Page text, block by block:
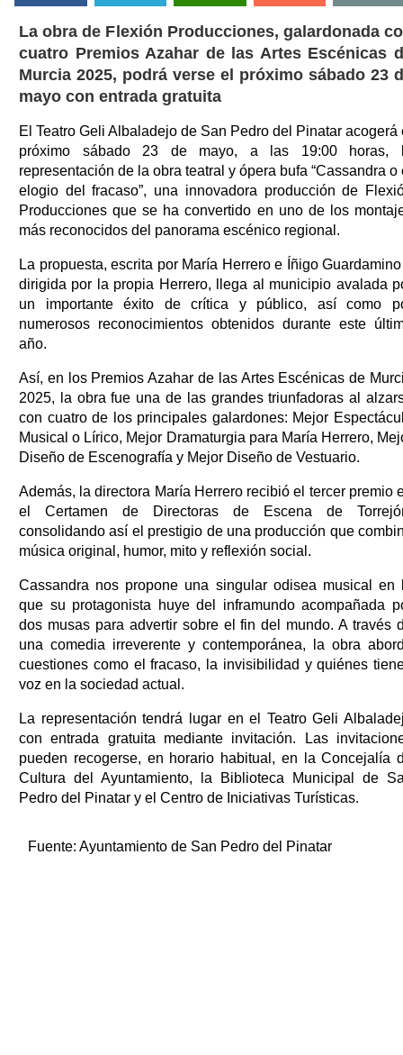
La obra de Flexión Producciones, galardonada
cuatro Premios Azahar de las Artes Escénicas
Murcia 2025, podrá verse el próximo sábado 23
mayo con entrada gratuita
El Teatro Geli Albaladejo de San Pedro del Pinatar acogerá
próximo sábado 23 de mayo, a las 19:00 horas,
representación de la obra teatral y ópera bufa “Cassandra o
elogio del fracaso”, una innovadora producción de
Producciones que se ha convertido en uno de los
más reconocidos del panorama escénico regional.
La propuesta, escrita por María Herrero e Íñigo
dirigida por la propia Herrero, llega al municipio avalada
un importante éxito de crítica y público, así como
numerosos reconocimientos obtenidos durante este
año.
Así, en los Premios Azahar de las Artes Escénicas de
2025, la obra fue una de las grandes triunfadoras al
con cuatro de los principales galardones: Mejor
Musical o Lírico, Mejor Dramaturgia para María Herrero,
Diseño de Escenografía y Mejor Diseño de Vestuario.
Además, la directora María Herrero recibió el tercer premio
el Certamen de Directoras de Escena de
consolidando así el prestigio de una producción que
música original, humor, mito y reflexión social.
Cassandra nos propone una singular odisea musical en
que su protagonista huye del inframundo acompañada
dos musas para advertir sobre el fin del mundo. A través
una comedia irreverente y contemporánea, la obra
cuestiones como el fracaso, la invisibilidad y quiénes
voz en la sociedad actual.
La representación tendrá lugar en el Teatro Geli
con entrada gratuita mediante invitación. Las
pueden recogerse, en horario habitual, en la Concejalía
Cultura del Ayuntamiento, la Biblioteca Municipal de
Pedro del Pinatar y el Centro de Iniciativas Turísticas.
Fuente: Ayuntamiento de San Pedro del Pinatar